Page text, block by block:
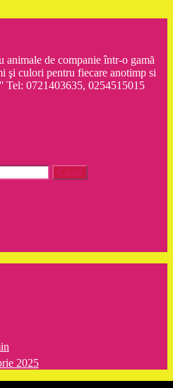
animale de companie într-o gamă
şi culori pentru fiecare anotimp si
Tel: 0721403635, 0254515015
2025